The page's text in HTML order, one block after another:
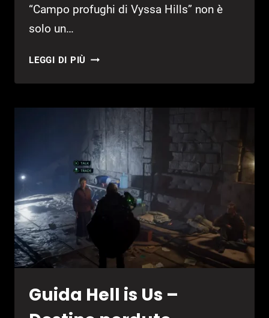
“Campo profughi di Vyssa Hills” non è
solo un…
LEGGI DI PIÙ GUIDA
IS
CAMPO
PROFUGHI
(MEDICINALI
E
CAMION
PER
LA
FUGA)
Guida Hell is Us –